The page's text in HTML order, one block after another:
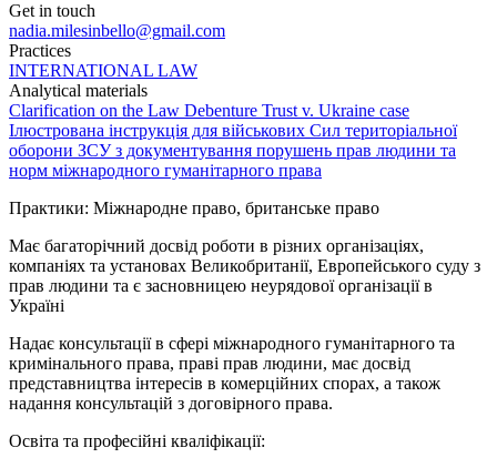
Get in touch
nadia.milesinbello@gmail.com
Practices
INTERNATIONAL LAW
Analytical materials
Clarification on the Law Debenture Trust v. Ukraine case
Ілюстрована інструкція для військових Сил територіальної
оборони ЗСУ з документування порушень прав людини та
норм міжнародного гуманітарного права
Практики: Міжнародне право, британське право
Має багаторічний досвід роботи в різних організаціях,
компаніях та установах Великобританії, Европейського суду з
прав людини та є засновницею неурядової організації в
Україні
Надає консультації в сфері міжнародного гуманітарного та
кримінального права, праві прав людини, має досвід
представництва інтересів в комерційних спорах, а також
надання консультацій з договірного права.
Освіта та професійні кваліфікації: